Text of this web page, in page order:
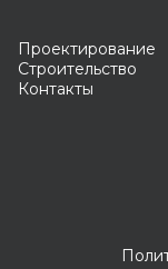
Проектирование
Строительство
Контакты